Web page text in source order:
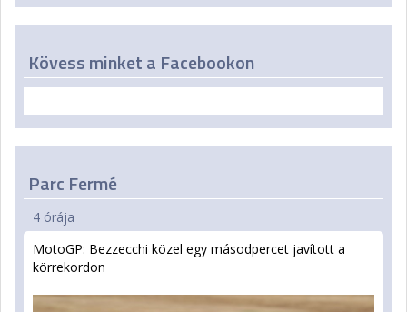
Kövess minket a Facebookon
Parc Fermé
4 órája
MotoGP: Bezzecchi közel egy másodpercet javított a
körrekordon